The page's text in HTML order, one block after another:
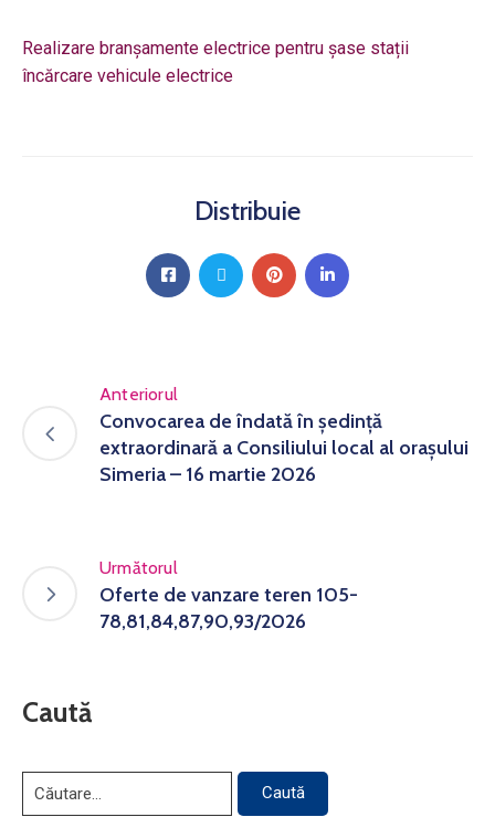
Realizare branșamente electrice pentru șase stații
încărcare vehicule electrice
Distribuie
Anteriorul
Convocarea de îndată în ședință
extraordinară a Consiliului local al orașului
Simeria – 16 martie 2026
Următorul
Oferte de vanzare teren 105-
78,81,84,87,90,93/2026
Caută